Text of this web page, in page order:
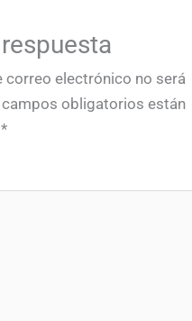
correo electrónico no será
campos obligatorios están
*